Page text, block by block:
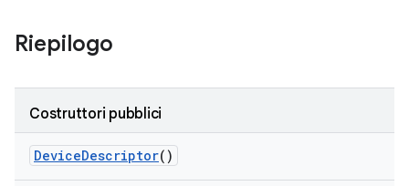
Riepilogo
Costruttori pubblici
DeviceDescriptor()